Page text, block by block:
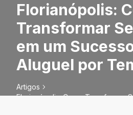
Florianópolis:
Transformar
em um
Aluguel por
Artigos
Florianópolis: Como Transformar